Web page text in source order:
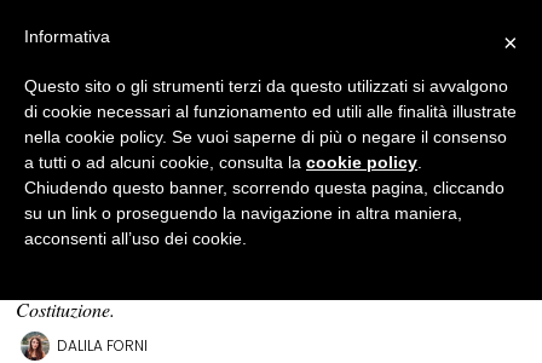
Politica · Sessualità
Dopo l’Irlanda, il matrimonio
egualitario conquista tutti
gli Stati Uniti
Il matrimonio egualitario è ora un diritto negli Stati Uniti, così ha
Costituzione.
DALILA FORNI
×
Informativa
Questo sito o gli strumenti terzi da questo utilizzati si avvalgono
di cookie necessari al funzionamento ed utili alle finalità illustrate
nella cookie policy. Se vuoi saperne di più o negare il consenso
a tutti o ad alcuni cookie, consulta la cookie policy
Chiudendo questo banner, scorrendo questa pagina, cliccando
su un link o proseguendo la navigazione in altra maniera,
acconsenti all’uso dei cookie.